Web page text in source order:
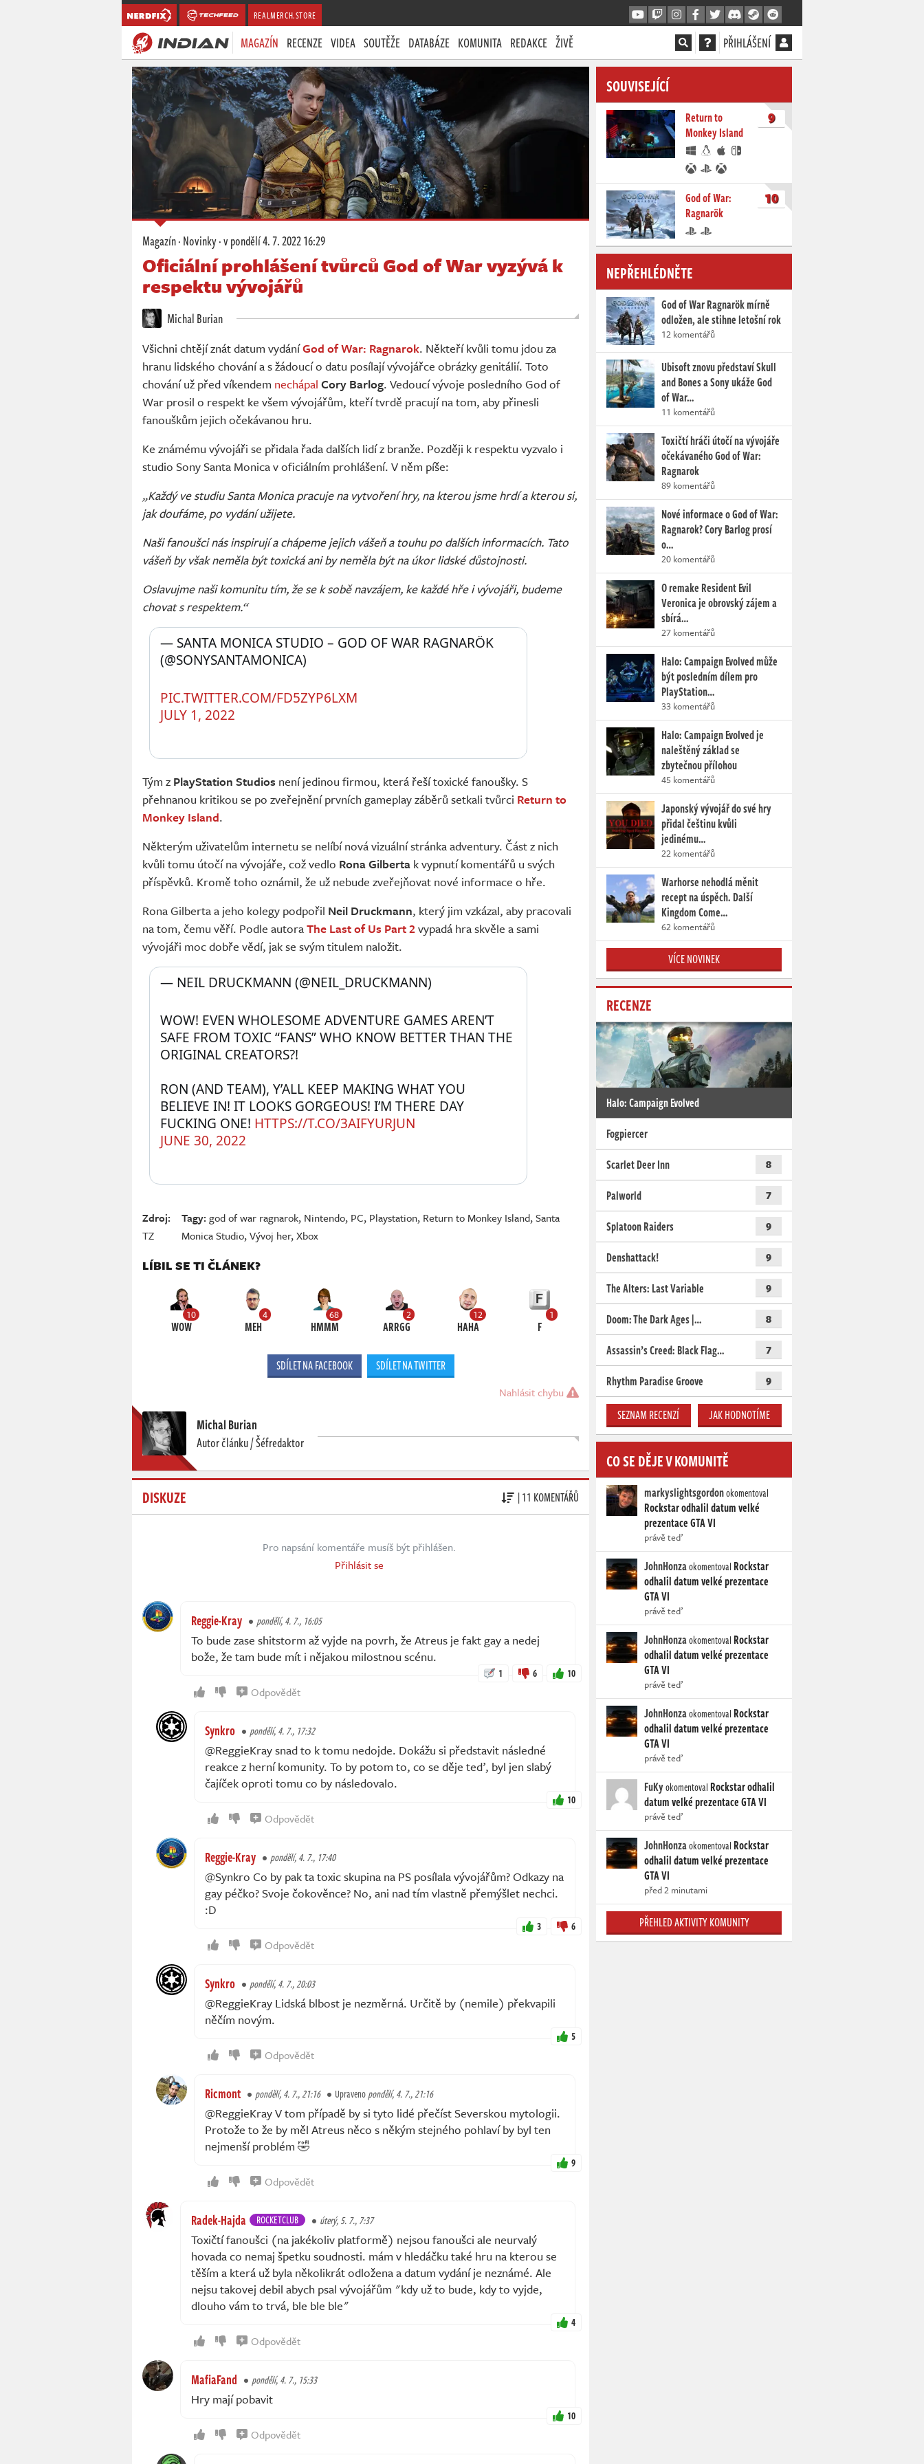
REALMERCH.STORE
MAGAZÍN RECENZE VIDEA SOUTĚŽE DATABÁZE KOMUNITA REDAKCE ŽIVĚ PŘIHLÁŠENÍ
Magazín·Novinky·v pondělí4. 7. 2022 16:29
Oficiální prohlášení tvůrců God of War vyzývá k
respektu vývojářů
Michal Burian
Všichni chtějí znát datum vydáníGod of War: Ragnarok. Někteří kvůli tomu jdou za
hranu lidského chování a s žádoucí o datu posílají vývojářce obrázky genitálií. Toto
chování už před víkendem nechápal Cory Barlog. Vedoucí vývoje posledního God of
War prosil o respekt ke všem vývojářům, kteří tvrdě pracují na tom, aby přinesli
fanouškům jejich očekávanou hru.
Ke známému vývojáři se přidala řada dalších lidí z branže. Později k respektu vyzvalo i
studio Sony Santa Monica v oficiálním prohlášení. V něm píše:
„Každý ve studiu Santa Monica pracuje na vytvoření hry, na kterou jsme hrdí a kterou si,
jak doufáme, po vydání užijete.
Naši fanoušci nás inspirují a chápeme jejich vášeň a touhu po dalších informacích. Tato
vášeň by však neměla být toxická ani by neměla být na úkor lidské důstojnosti.
Oslavujme naši komunitu tím, že se k sobě navzájem, ke každé hře i vývojáři, budeme
chovat s respektem.“
PIC.TWITTER.COM/FD5ZYP6LXM
— SANTA MONICA STUDIO – GOD OF WAR RAGNARÖK
(@SONYSANTAMONICA)
JULY 1, 2022
Tým z PlayStation Studios není jedinou firmou, která řeší toxické fanoušky. S
přehnanou kritikou se po zveřejnění prvních gameplay záběrů setkali tvůrci Return to
Monkey Island.
Některým uživatelům internetu se nelíbí nová vizuální stránka adventury. Část z nich
kvůli tomu útočí na vývojáře, což vedlo Rona Gilberta k vypnutí komentářů u svých
příspěvků. Kromě toho oznámil, že už nebude zveřejňovat nové informace o hře.
Rona Gilberta a jeho kolegy podpořil Neil Druckmann, který jim vzkázal, aby pracovali
na tom, čemu věří. Podle autoraThe Last of Us Part 2vypadá hra skvěle a sami
vývojáři moc dobře vědí, jak se svým titulem naložit.
WOW! EVEN WHOLESOME ADVENTURE GAMES AREN’T
SAFE FROM TOXIC “FANS” WHO KNOW BETTER THAN THE
ORIGINAL CREATORS?!
RON (AND TEAM), Y’ALL KEEP MAKING WHAT YOU
BELIEVE IN! IT LOOKS GORGEOUS! I’M THERE DAY
FUCKING ONE! HTTPS://T.CO/3AIFYURJUN
— NEIL DRUCKMANN (@NEIL_DRUCKMANN)
JUNE 30, 2022
Zdroj:
TZ
Tagy:god of war ragnarok, Nintendo, PC, Playstation, Return to Monkey Island,Santa
Monica Studio,Vývoj her,Xbox
LÍBIL SE TI ČLÁNEK?
10
WOW
4
MEH
68
HMMM
2
ARRGG
12
HAHA
1
F
SDÍLET NA FACEBOOK SDÍLET NA TWITTER
Nahlásit chybu
Michal Burian
Autor článku / Šéfredaktor
DISKUZE | 11 KOMENTÁŘŮ
Pro napsání komentáře musíš být přihlášen.
Přihlásit se
Reggie-Kray pondělí, 4. 7., 16:05
To bude zase shitstorm až vyjde na povrh, že Atreus je fakt gay a nedej
bože, že tam bude mít i nějakou milostnou scénu.
1 6 10
Odpovědět
Synkro pondělí, 4. 7., 17:32
@ReggieKray snad to k tomu nedojde. Dokážu si představit následné
reakce z herní komunity. To by potom to, co se děje teď, byl jen slabý
čajíček oproti tomu co by následovalo.
10
Odpovědět
Reggie-Kray pondělí, 4. 7., 17:40
@Synkro Co by pak ta toxic skupina na PS posílala vývojářům? Odkazy na
gay péčko? Svoje čokověnce? No, ani nad tím vlastně přemýšlet nechci.
:D
3 6
Odpovědět
Synkro pondělí, 4. 7., 20:03
@ReggieKray Lidská blbost je nezměrná. Určitě by (nemile) překvapili
něčím novým.
5
Odpovědět
Ricmont pondělí, 4. 7., 21:16 Upravenopondělí, 4. 7., 21:16
@ReggieKray V tom případě by si tyto lidé přečíst Severskou mytologii.
Protože to že by měl Atreus něco s někým stejného pohlaví by byl ten
nejmenší problém 🤣
9
Odpovědět
Radek-Hajda ROCKETCLUB úterý, 5. 7., 7:37
Toxičtí fanoušci (na jakékoliv platformě) nejsou fanoušci ale neurvalý
hovada co nemaj špetku soudnosti. mám v hledáčku také hru na kterou se
těším a která už byla několikrát odložena a datum vydání je neznámé. Ale
nejsu takovej debil abych psal vývojářům "kdy už to bude, kdy to vyjde,
dlouho vám to trvá, ble ble ble"
4
Odpovědět
MafiaFand pondělí, 4. 7., 15:33
Hry mají pobavit
10
Odpovědět
SOUVISEJÍCÍ
Return to
Monkey Island
9
God of War:
Ragnarök
10
NEPŘEHLÉDNĚTE
God of War Ragnarök mírně
odložen, ale stihne letošní rok
12 komentářů
Ubisoft znovu představí Skull
and Bones a Sony ukáže God
of War…
11 komentářů
Toxičtí hráči útočí na vývojáře
očekávaného God of War:
Ragnarok
89 komentářů
Nové informace o God of War:
Ragnarok? Cory Barlog prosí
o…
20 komentářů
O remake Resident Evil
Veronica je obrovský zájem a
sbírá…
27 komentářů
Halo: Campaign Evolved může
být posledním dílem pro
PlayStation…
33 komentářů
Halo: Campaign Evolved je
naleštěný základ se
zbytečnou přílohou
45 komentářů
Japonský vývojář do své hry
přidal češtinu kvůli
jedinému…
22 komentářů
Warhorse nehodlá měnit
recept na úspěch. Další
Kingdom Come…
62 komentářů
VÍCE NOVINEK
RECENZE
Halo: Campaign Evolved
Fogpiercer
Scarlet Deer Inn
8
Palworld 7
Splatoon Raiders 9
Denshattack! 9
The Alters: Last Variable 9
Doom: The Dark Ages |… 8
Assassin’s Creed: Black Flag… 7
Rhythm Paradise Groove 9
SEZNAM RECENZÍ JAK HODNOTÍME
CO SE DĚJE V KOMUNITĚ
markyslightsgordonokomentoval
Rockstar odhalil datum velké
prezentace GTA VI
právě teď
JohnHonzaokomentoval Rockstar
odhalil datum velké prezentace
GTA VI
právě teď
JohnHonzaokomentoval Rockstar
odhalil datum velké prezentace
GTA VI
právě teď
JohnHonzaokomentoval Rockstar
odhalil datum velké prezentace
GTA VI
právě teď
FuKyokomentoval Rockstar odhalil
datum velké prezentace GTA VI
právě teď
JohnHonzaokomentoval Rockstar
odhalil datum velké prezentace
GTA VI
před 2 minutami
PŘEHLED AKTIVITY KOMUNITY